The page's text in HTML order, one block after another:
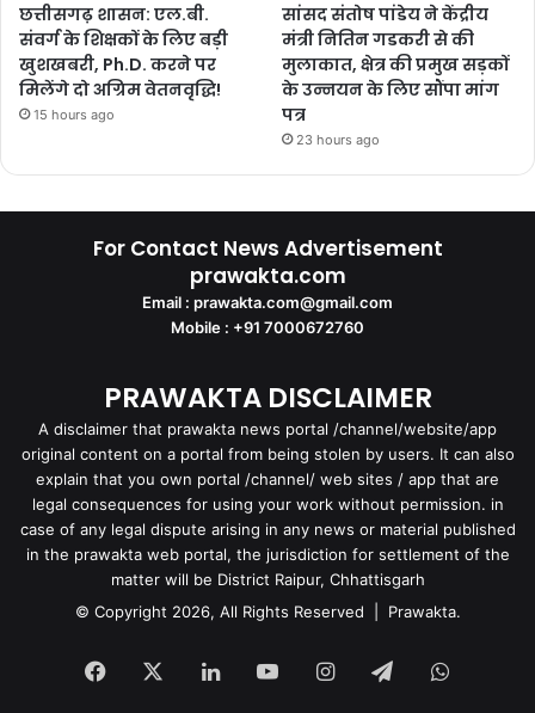
छत्तीसगढ़ शासन: एल.बी.
संवर्ग के शिक्षकों के लिए बड़ी
खुशखबरी, Ph.D. करने पर
मिलेंगे दो अग्रिम वेतनवृद्धि!
15 hours ago
सांसद संतोष पांडेय ने केंद्रीय
मंत्री नितिन गडकरी से की
मुलाकात, क्षेत्र की प्रमुख सड़कों
के उन्नयन के लिए सौंपा मांग
पत्र
23 hours ago
For Contact News Advertisement
prawakta.com
Email : prawakta.com@gmail.com
Mobile : +91 7000672760
PRAWAKTA DISCLAIMER
A disclaimer that prawakta news portal /channel/website/app
original content on a portal from being stolen by users. It can also
explain that you own portal /channel/ web sites / app that are
legal consequences for using your work without permission. in
case of any legal dispute arising in any news or material published
in the prawakta web portal, the jurisdiction for settlement of the
matter will be District Raipur, Chhattisgarh
© Copyright 2026, All Rights Reserved | Prawakta.
Facebook LinkedInYouTubeInstagram
Telegram